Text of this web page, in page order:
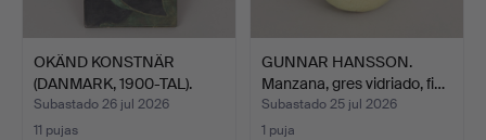
OKÄND KONSTNÄR
(DANMARK, 1900-TAL).
Reliev…
Subastado 26 jul 2026
11 pujas
GUNNAR HANSSON.
Manzana, gres vidriado, fi…
Subastado 25 jul 2026
1 puja